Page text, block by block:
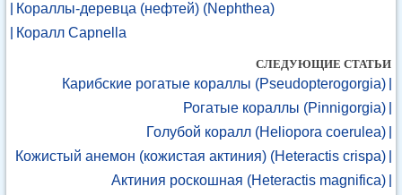
Кораллы-деревца (нефтей) (Nephthea)
Коралл Capnella
СЛЕДУЮЩИЕ СТАТЬИ
Карибские рогатые кораллы (Pseudopterogorgia)
Рогатые кораллы (Pinnigorgia)
Голубой коралл (Heliopora coerulea)
Кожистый анемон (кожистая актиния) (Heteractis crispa)
Актиния роскошная (Heteractis magnifica)